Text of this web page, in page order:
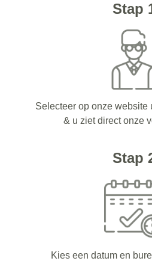
Stap
Selecteer op onze website
& u ziet direct onze
Stap
Kies een datum en